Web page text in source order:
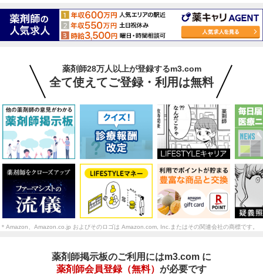
薬剤師28万人以上が登録するm3.com
全て使えてご登録・利用は無料
＊Amazon、Amazon.co.jp およびそのロゴは Amazon.com, Inc.またはその関連会社の商標です。
薬剤師掲示板のご利用にはm3.com に
薬剤師会員登録（無料） が必要です